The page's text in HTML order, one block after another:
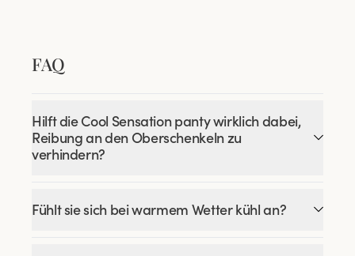
FAQ
Hilft die Cool Sensation panty wirklich dabei,
Reibung an den Oberschenkeln zu
verhindern?
Fühlt sie sich bei warmem Wetter kühl an?